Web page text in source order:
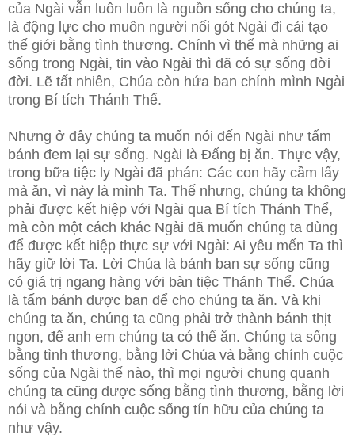
của Ngài vẫn luôn luôn là nguồn sống cho chúng ta,
là động lực cho muôn người nối gót Ngài đi cải tạo
thế giới bằng tình thương. Chính vì thế mà những ai
sống trong Ngài, tin vào Ngài thì đã có sự sống đời
đời. Lẽ tất nhiên, Chúa còn hứa ban chính mình Ngài
trong Bí tích Thánh Thể.
Nhưng ở đây chúng ta muốn nói đến Ngài như tấm
bánh đem lại sự sống. Ngài là Đấng bị ăn. Thực vậy,
trong bữa tiệc ly Ngài đã phán: Các con hãy cầm lấy
mà ăn, vì này là mình Ta. Thế nhưng, chúng ta không
phải được kết hiệp với Ngài qua Bí tích Thánh Thể,
mà còn một cách khác Ngài đã muốn chúng ta dùng
để được kết hiệp thực sự với Ngài: Ai yêu mến Ta thì
hãy giữ lời Ta. Lời Chúa là bánh ban sự sống cũng
có giá trị ngang hàng với bàn tiệc Thánh Thể. Chúa
là tấm bánh được ban để cho chúng ta ăn. Và khi
chúng ta ăn, chúng ta cũng phải trở thành bánh thịt
ngon, để anh em chúng ta có thể ăn. Chúng ta sống
bằng tình thương, bằng lời Chúa và bằng chính cuộc
sống của Ngài thế nào, thì mọi người chung quanh
chúng ta cũng được sống bằng tình thương, bằng lời
nói và bằng chính cuộc sống tín hữu của chúng ta
như vậy.